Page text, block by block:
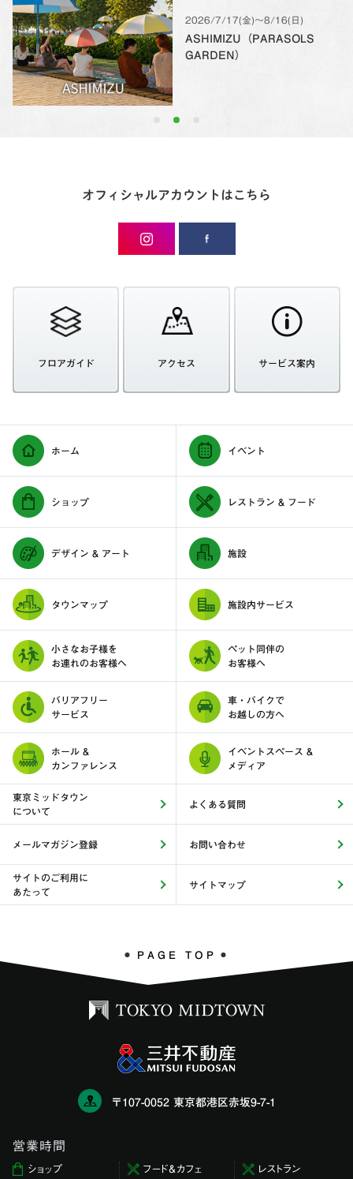
2026/7/17(金)〜8/16(日)
ASHIMIZU（PARASOLS
GARDEN）
オフィシャルアカウントはこちら
フロアガイド アクセス サービス案内
ホーム イベント
ショップ レストラン & フード
デザイン & アート 施設
タウンマップ 施設内サービス
小さなお子様を
お連れのお客様へ
ペット同伴の
お客様へ
バリアフリー
サービス
車・バイクで
お越しの方へ
ホール &
カンファレンス
イベントスペース &
メディア
東京ミッドタウン
について
よくある質問
メールマガジン登録 お問い合わせ
サイトのご利用に
あたって
サイトマップ
PAGE TOP
〒107-0052 東京都港区赤坂9-7-1
営業時間
ショップ フード＆カフェ レストラン